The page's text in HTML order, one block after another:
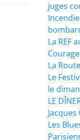
juges
La REF
La
Le
le
LE
Jacques
Les